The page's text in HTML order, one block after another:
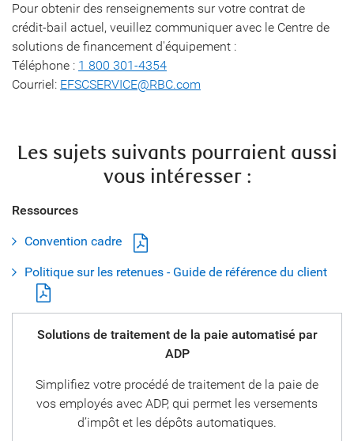
Pour obtenir des renseignements sur votre contrat de
crédit-bail actuel, veuillez communiquer avec le Centre de
solutions de financement d'équipement :
Téléphone : 1 800 301-4354
Courriel: EFSCSERVICE@RBC.com
Les sujets suivants pourraient aussi
vous intéresser :
Ressources
Convention cadre
Politique sur les retenues - Guide de référence du client
Solutions de traitement de la paie automatisé par
ADP
Simplifiez votre procédé de traitement de la paie de
vos employés avec ADP, qui permet les versements
d’impôt et les dépôts automatiques.